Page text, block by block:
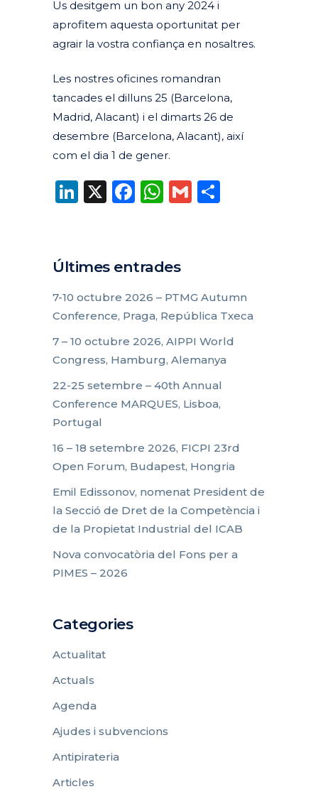
Us desitgem un bon any 2024 i
aprofitem aquesta oportunitat per
agrair la vostra confiança en nosaltres.
Les nostres oficines romandran
tancades el dilluns 25 (Barcelona,
Madrid, Alacant) i el dimarts 26 de
desembre (Barcelona, Alacant), així
com el dia 1 de gener.
LinkedIn
X Facebook
WhatsApp
Gmail
Últimes entrades
7-10 octubre 2026 – PTMG Autumn
Conference, Praga, República Txeca
7 – 10 octubre 2026, AIPPI World
Congress, Hamburg, Alemanya
22-25 setembre – 40th Annual
Conference MARQUES, Lisboa,
Portugal
16 – 18 setembre 2026, FICPI 23rd
Open Forum, Budapest, Hongria
Emil Edissonov, nomenat President de
la Secció de Dret de la Competència i
de la Propietat Industrial del ICAB
Nova convocatòria del Fons per a
PIMES – 2026
Categories
Actualitat
Actuals
Agenda
Ajudes i subvencions
Antipirateria
Articles